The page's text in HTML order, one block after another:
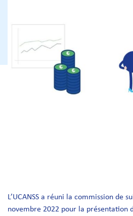
L’UCANSS a réuni la commission de
novembre 2022 pour la présentation